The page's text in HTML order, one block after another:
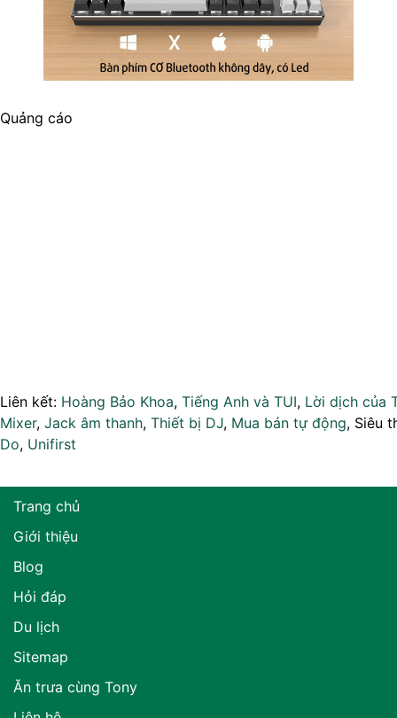
Quảng cáo
Liên kết: Hoàng Bảo Khoa, Tiếng Anh và TUI, Lời dịch của
Mixer, Jack âm thanh, Thiết bị DJ, Mua bán tự động, Siêu
Do, Unifirst
Trang chủ
Giới thiệu
Blog
Hỏi đáp
Du lịch
Sitemap
Ăn trưa cùng Tony